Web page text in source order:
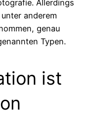
Allerdings
anderem
genau
Typen.
ist